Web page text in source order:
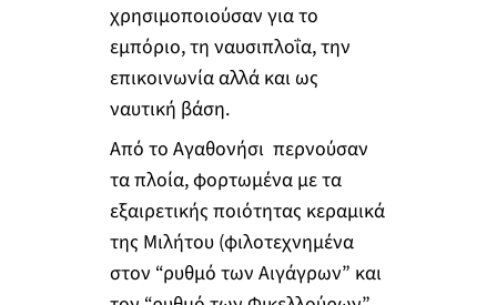
χρησιμοποιούσαν για το
εμπόριο, τη ναυσιπλοΐα, την
επικοινωνία αλλά και ως
ναυτική βάση.
Από το Αγαθονήσι περνούσαν
τα πλοία, φορτωμένα με τα
εξαιρετικής ποιότητας κεραμικά
της Μιλήτου (φιλοτεχνημένα
στον “ρυθμό των Αιγάγρων” και